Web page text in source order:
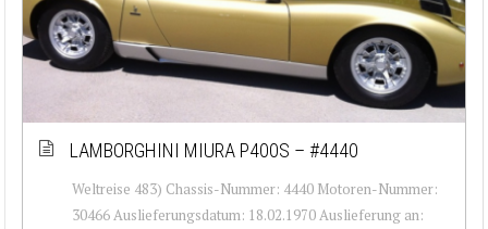
LAMBORGHINI MIURA P400S – #4440
Weltreise 483) Chassis-Nummer: 4440 Motoren-Nummer:
30466 Auslieferungsdatum: 18.02.1970 Auslieferung an: